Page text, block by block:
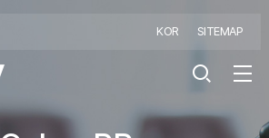
KOR SITEMAP